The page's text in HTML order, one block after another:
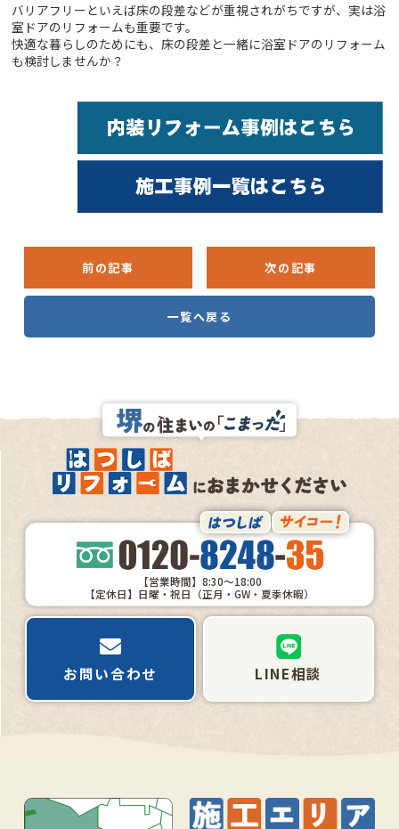
バリアフリーといえば床の段差などが重視されがちですが、実は浴
室ドアのリフォームも重要です。
快適な暮らしのためにも、床の段差と一緒に浴室ドアのリフォーム
も検討しませんか？
前の記事 次の記事
一覧へ戻る
【営業時間】8:30～18:00
【定休日】日曜・祝日（正月・GW・夏季休暇）
お問い合わせ LINE相談